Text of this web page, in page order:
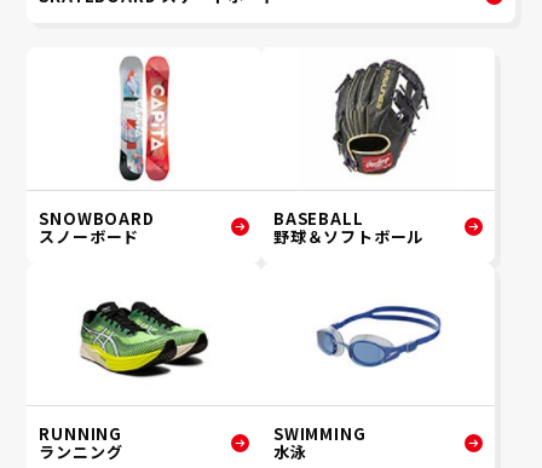
SNOWBOARD
スノーボード
BASEBALL
野球＆ソフトボール
RUNNING
ランニング
SWIMMING
水泳